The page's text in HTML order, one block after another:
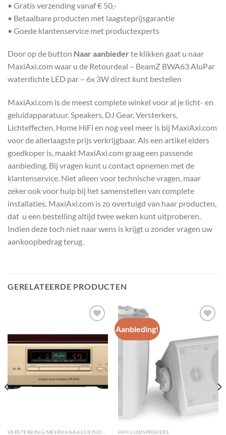
• Gratis verzending vanaf € 50,-
• Betaalbare producten met laagsteprijsgarantie
• Goede klantenservice met productexperts
Door op de button Naar aanbieder te klikken gaat u naar
MaxiAxi.com waar u de Retourdeal – BeamZ BWA63 AluPar
waterdichte LED par – 6x 3W direct kunt bestellen
MaxiAxi.com is de meest complete winkel voor al je licht- en
geluidapparatuur. Speakers, DJ Gear, Versterkers,
Lichteffecten, Home HiFi en nog veel meer is bij MaxiAxi.com
voor de allerlaagste prijs verkrijgbaar. Als een artikel elders
goedkoper is, maakt MaxiAxi.com graag een passende
aanbieding. Bij vragen kunt u contact opnemen met de
klantenservice. Niet alleen voor technische vragen, maar
zeker ook voor hulp bij het samenstellen van complete
installaties. MaxiAxi.com is zo overtuigd van haar producten,
dat u een bestelling altijd twee weken kunt uitproberen.
Indien deze toch niet naar wens is krijgt u zonder vragen uw
aankoopbedrag terug.
GERELATEERDE PRODUCTEN
Toevoegen
aan
wenslijst
VERSTERKING/MEERKANAALS/EINDVERSTERKERS
Aanbieding!
Toevoegen
aan
wenslijst
HIFI LUIDSPREKERS